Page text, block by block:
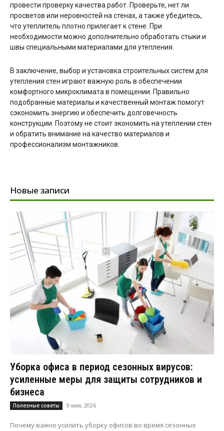
провести проверку качества работ. Проверьте, нет ли
просветов или неровностей на стенах, а также убедитесь,
что утеплитель плотно прилегает к стене. При
необходимости можно дополнительно обработать стыки и
швы специальными материалами для утепления.
В заключение, выбор и установка строительных систем для
утепления стен играют важную роль в обеспечении
комфортного микроклимата в помещении. Правильно
подобранные материалы и качественный монтаж помогут
сэкономить энергию и обеспечить долговечность
конструкции. Поэтому не стоит экономить на утеплении стен
и обратить внимание на качество материалов и
профессионализм монтажников.
Новые записи
Уборка офиса в период сезонных вирусов:
усиленные меры для защиты сотрудников и
бизнеса
Полезные советы 9 мая, 2026
Почему важно усилить уборку офисов во время сезонных